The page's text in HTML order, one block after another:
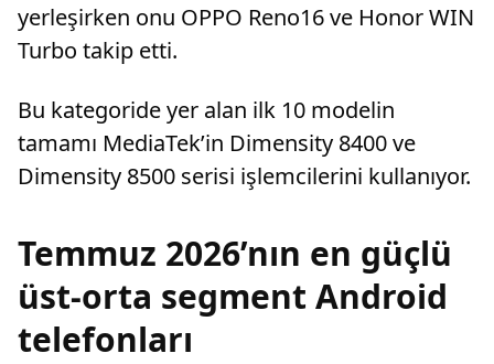
yerleşirken onu OPPO Reno16 ve Honor WIN
Turbo takip etti.
Bu kategoride yer alan ilk 10 modelin
tamamı MediaTek’in Dimensity 8400 ve
Dimensity 8500 serisi işlemcilerini kullanıyor.
Temmuz 2026’nın en güçlü
üst-orta segment Android
telefonları